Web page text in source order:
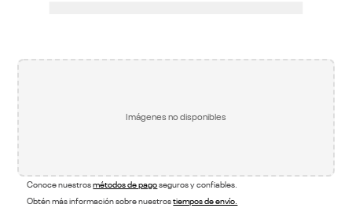
Imágenes no disponibles
Conoce nuestrosmétodos de pagoseguros y confiables.
Obtén más información sobre nuestrostiempos de envío.